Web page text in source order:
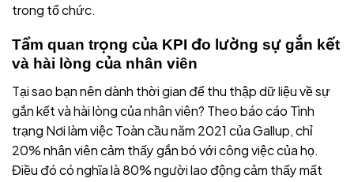
trong tổ chức.
Tầm quan trọng của KPI đo lường sự gắn kết
và hài lòng của nhân viên
Tại sao bạn nên dành thời gian để thu thập dữ liệu về sự
gắn kết và hài lòng của nhân viên? Theo báo cáo Tình
trạng Nơi làm việc Toàn cầu năm 2021 của Gallup, chỉ
20% nhân viên cảm thấy gắn bó với công việc của họ.
Điều đó có nghĩa là 80% người lao động cảm thấy mất